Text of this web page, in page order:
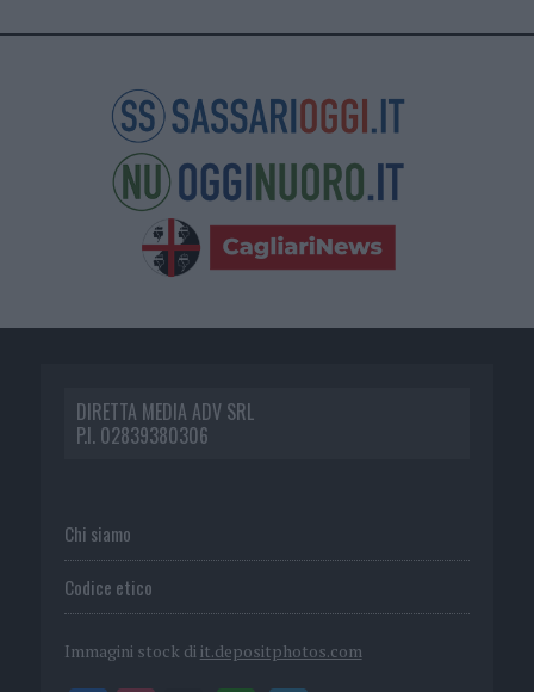
DIRETTA MEDIA ADV SRL
P.I. 02839380306
Chi siamo
Codice etico
Immagini stock di it.depositphotos.com